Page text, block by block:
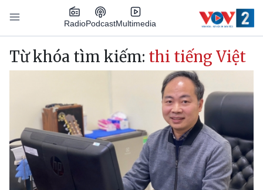
Nhảy đến nội dung
RadioPodcastMultimedia
Main navigation
Từ khóa tìm kiếm: thi tiếng Việt